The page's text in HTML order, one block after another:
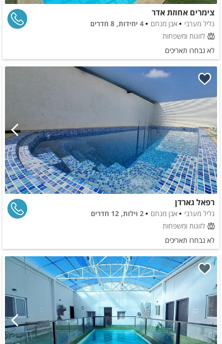
צימרים אחוזת אדר
גליל מערבי אבן מנחם
4 יחידות, 8 חדרים
לזוגות ומשפחות
לא נבחרו תאריכים
רפאל גארדן
גליל מערבי אבן מנחם
2 וילות, 12 חדרים
לזוגות ומשפחות
לא נבחרו תאריכים